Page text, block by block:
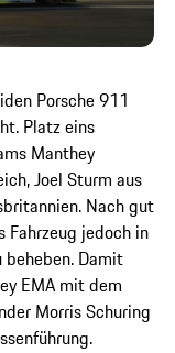
Porsche 911
Platz eins
Manthey
Joel Sturm aus
Nach gut
Fahrzeug jedoch in
Damit
EMA mit dem
Morris Schuring